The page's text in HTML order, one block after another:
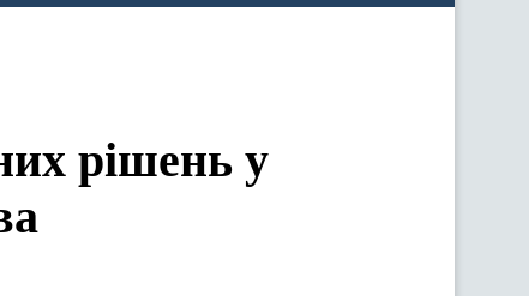
рішень у